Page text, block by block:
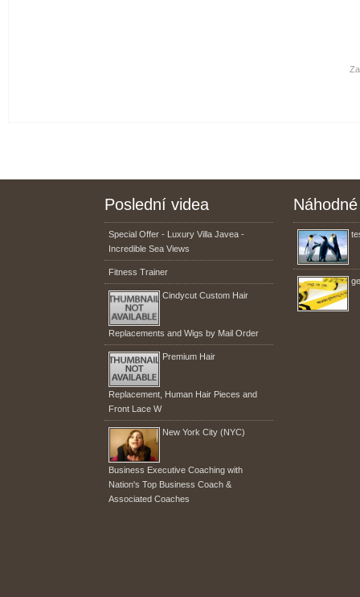
Poslední videa
Special Offer - Luxury Villa Javea -
Incredible Sea Views
Fitness Trainer
Cindycut Custom Hair
Replacements and Wigs by Mail Order
Premium Hair
Replacement, Human Hair Pieces and
Front Lace W
New York City (NYC)
Business Executive Coaching with
Nation's Top Business Coach &
Associated Coaches